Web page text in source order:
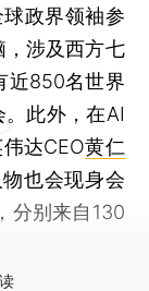
政界领袖参
涉及西方七
近850名世界
此外，在AI
达CEO黄仁
也会现身会
分别来自130